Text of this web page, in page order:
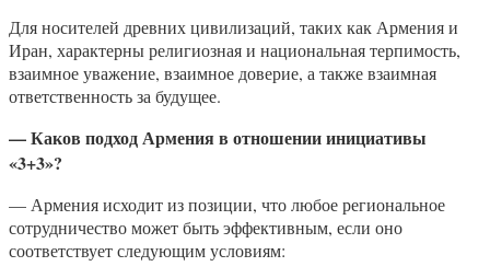
Для носителей древних цивилизаций, таких как Армения и
Иран, характерны религиозная и национальная терпимость,
взаимное уважение, взаимное доверие, а также взаимная
ответственность за будущее.
— Каков подход Армения в отношении инициативы
«3+3»?
— Армения исходит из позиции, что любое региональное
сотрудничество может быть эффективным, если оно
соответствует следующим условиям: